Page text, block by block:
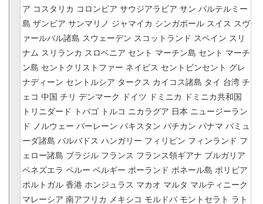
ア コスタリカ コロンビア サウジアラビア サン バルテルミー
島 ザンビア サンマリノ ジャマイカ シンガポール スイス スヴ
ァールバル諸島 スウェーデン スコットランド スペイン スリ
ナム スリランカ スロベニア セント マーチン島 セント マーチ
ン島 セントクリストファー ネイビス セントビンセント グレ
ナディーン セントルシア タークス カイコス諸島 タイ 台湾 チ
ェコ 中国 チリ デンマーク ドイツ ドミニカ
ドミニカ共和国
トリニダード
トバゴ トルコ ニカラグア 日本 ニュージーラン
ド
ノルウェー バーレーン パキスタン バチカン パナマ バミュ
ーダ諸島 バルバドス ハンガリー フィリピン フィンランド フ
ェロー諸島 ブラジル フランス フランス領ギアナ ブルガリア
ベネズエラ ペルー ベルギー ポーランド ボネール島 ボリビア
ポルトガル 香港 ホンジュラス マカオ マルタ マルティニーク
マレーシア 南アフリカ メキシコ モルドバ モントセラト ラト